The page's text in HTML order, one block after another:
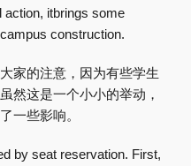
action, itbrings some
construction.
家的注意，因为有些学生
然这是一个小小的举动，
一些影响。
by seat reservation. First,